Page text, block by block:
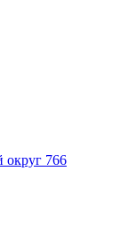
округ 766